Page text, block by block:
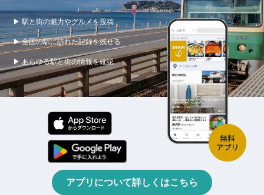
▶ 駅と街の魅力やグルメを投稿
▶ 全国の駅に訪れた記録を残せる
▶ あらゆる駅と街の情報を確認
アプリについて詳しくはこちら